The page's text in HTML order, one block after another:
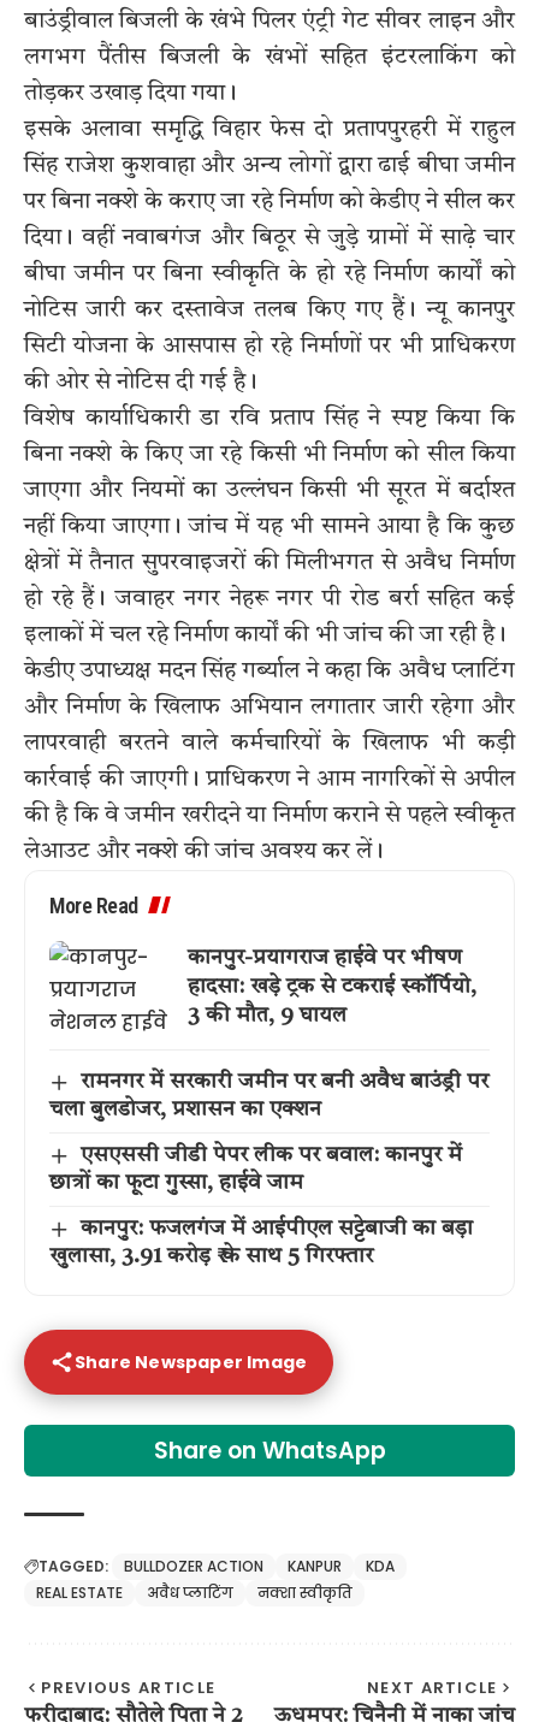
बाउंड्रीवाल बिजली के खंभे पिलर एंट्री गेट सीवर लाइन और
लगभग पैंतीस बिजली के खंभों सहित इंटरलाकिंग को
तोड़कर उखाड़ दिया गया।
इसके अलावा समृद्धि विहार फेस दो प्रतापपुरहरी में राहुल
सिंह राजेश कुशवाहा और अन्य लोगों द्वारा ढाई बीघा जमीन
पर बिना नक्शे के कराए जा रहे निर्माण को केडीए ने सील कर
दिया। वहीं नवाबगंज और बिठूर से जुड़े ग्रामों में साढ़े चार
बीघा जमीन पर बिना स्वीकृति के हो रहे निर्माण कार्यों को
नोटिस जारी कर दस्तावेज तलब किए गए हैं। न्यू कानपुर
सिटी योजना के आसपास हो रहे निर्माणों पर भी प्राधिकरण
की ओर से नोटिस दी गई है।
विशेष कार्याधिकारी डा रवि प्रताप सिंह ने स्पष्ट किया कि
बिना नक्शे के किए जा रहे किसी भी निर्माण को सील किया
जाएगा और नियमों का उल्लंघन किसी भी सूरत में बर्दाश्त
नहीं किया जाएगा। जांच में यह भी सामने आया है कि कुछ
क्षेत्रों में तैनात सुपरवाइजरों की मिलीभगत से अवैध निर्माण
हो रहे हैं। जवाहर नगर नेहरू नगर पी रोड बर्रा सहित कई
इलाकों में चल रहे निर्माण कार्यों की भी जांच की जा रही है।
केडीए उपाध्यक्ष मदन सिंह गर्ब्याल ने कहा कि अवैध प्लाटिंग
और निर्माण के खिलाफ अभियान लगातार जारी रहेगा और
लापरवाही बरतने वाले कर्मचारियों के खिलाफ भी कड़ी
कार्रवाई की जाएगी। प्राधिकरण ने आम नागरिकों से अपील
की है कि वे जमीन खरीदने या निर्माण कराने से पहले स्वीकृत
लेआउट और नक्शे की जांच अवश्य कर लें।
More Read
कानपुर-प्रयागराज हाईवे पर भीषण
हादसा: खड़े ट्रक से टकराई स्कॉर्पियो,
3 की मौत, 9 घायल
रामनगर में सरकारी जमीन पर बनी अवैध बाउंड्री पर
चला बुलडोजर, प्रशासन का एक्शन
एसएससी जीडी पेपर लीक पर बवाल: कानपुर में
छात्रों का फूटा गुस्सा, हाईवे जाम
कानपुर: फजलगंज में आईपीएल सट्टेबाजी का बड़ा
खुलासा, 3.91 करोड़ ₹ के साथ 5 गिरफ्तार
Share Newspaper Image
Share on WhatsApp
TAGGED: BULLDOZER ACTION KANPUR
KDA
REAL ESTATE
अवैध प्लाटिंग नक्शा स्वीकृति
PREVIOUS ARTICLE
फरीदाबाद: सौतेले पिता ने 2
NEXT ARTICLE
ऊधमपुर: चिनैनी में नाका जांच